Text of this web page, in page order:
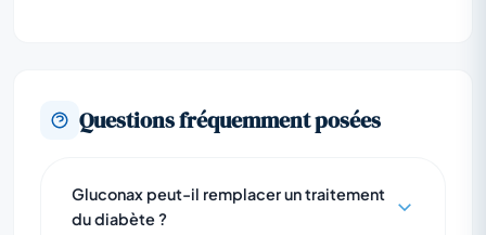
Questions fréquemment posées
Gluconax peut-il remplacer un traitement
du diabète ?